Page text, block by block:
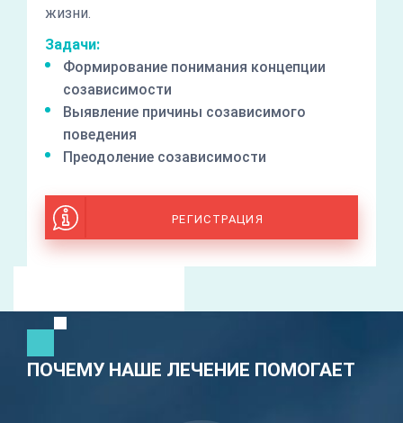
жизни.
Задачи:
Формирование понимания концепции
созависимости
Выявление причины созависимого
поведения
Преодоление созависимости
РЕГИСТРАЦИЯ
ПОЧЕМУ НАШЕ ЛЕЧЕНИЕ ПОМОГАЕТ